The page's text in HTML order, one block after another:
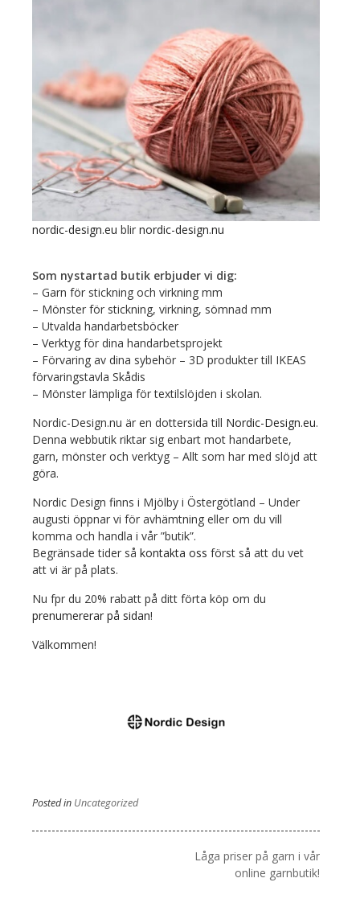
nordic-design.eu blir nordic-design.nu
Som nystartad butik erbjuder vi dig:
– Garn för stickning och virkning mm
– Mönster för stickning, virkning, sömnad mm
– Utvalda handarbetsböcker
– Verktyg för dina handarbetsprojekt
– Förvaring av dina sybehör – 3D produkter till IKEAS
förvaringstavla Skådis
– Mönster lämpliga för textilslöjden i skolan.
Nordic-Design.nu är en dottersida till Nordic-Design.eu.
Denna webbutik riktar sig enbart mot handarbete,
garn, mönster och verktyg – Allt som har med slöjd att
göra.
Nordic Design finns i Mjölby i Östergötland – Under
augusti öppnar vi för avhämtning eller om du vill
komma och handla i vår ”butik”.
Begränsade tider så kontakta oss först så att du vet
att vi är på plats.
Nu fpr du 20% rabatt på ditt förta köp om du
prenumererar på sidan!
Välkommen!
Posted in Uncategorized
InläggsnavigeringLåga priser på garn i vår
online garnbutik!